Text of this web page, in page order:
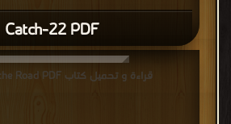
Catch-22 PDF
قراءة و تحميل كتاب On the Road PDF مجانا